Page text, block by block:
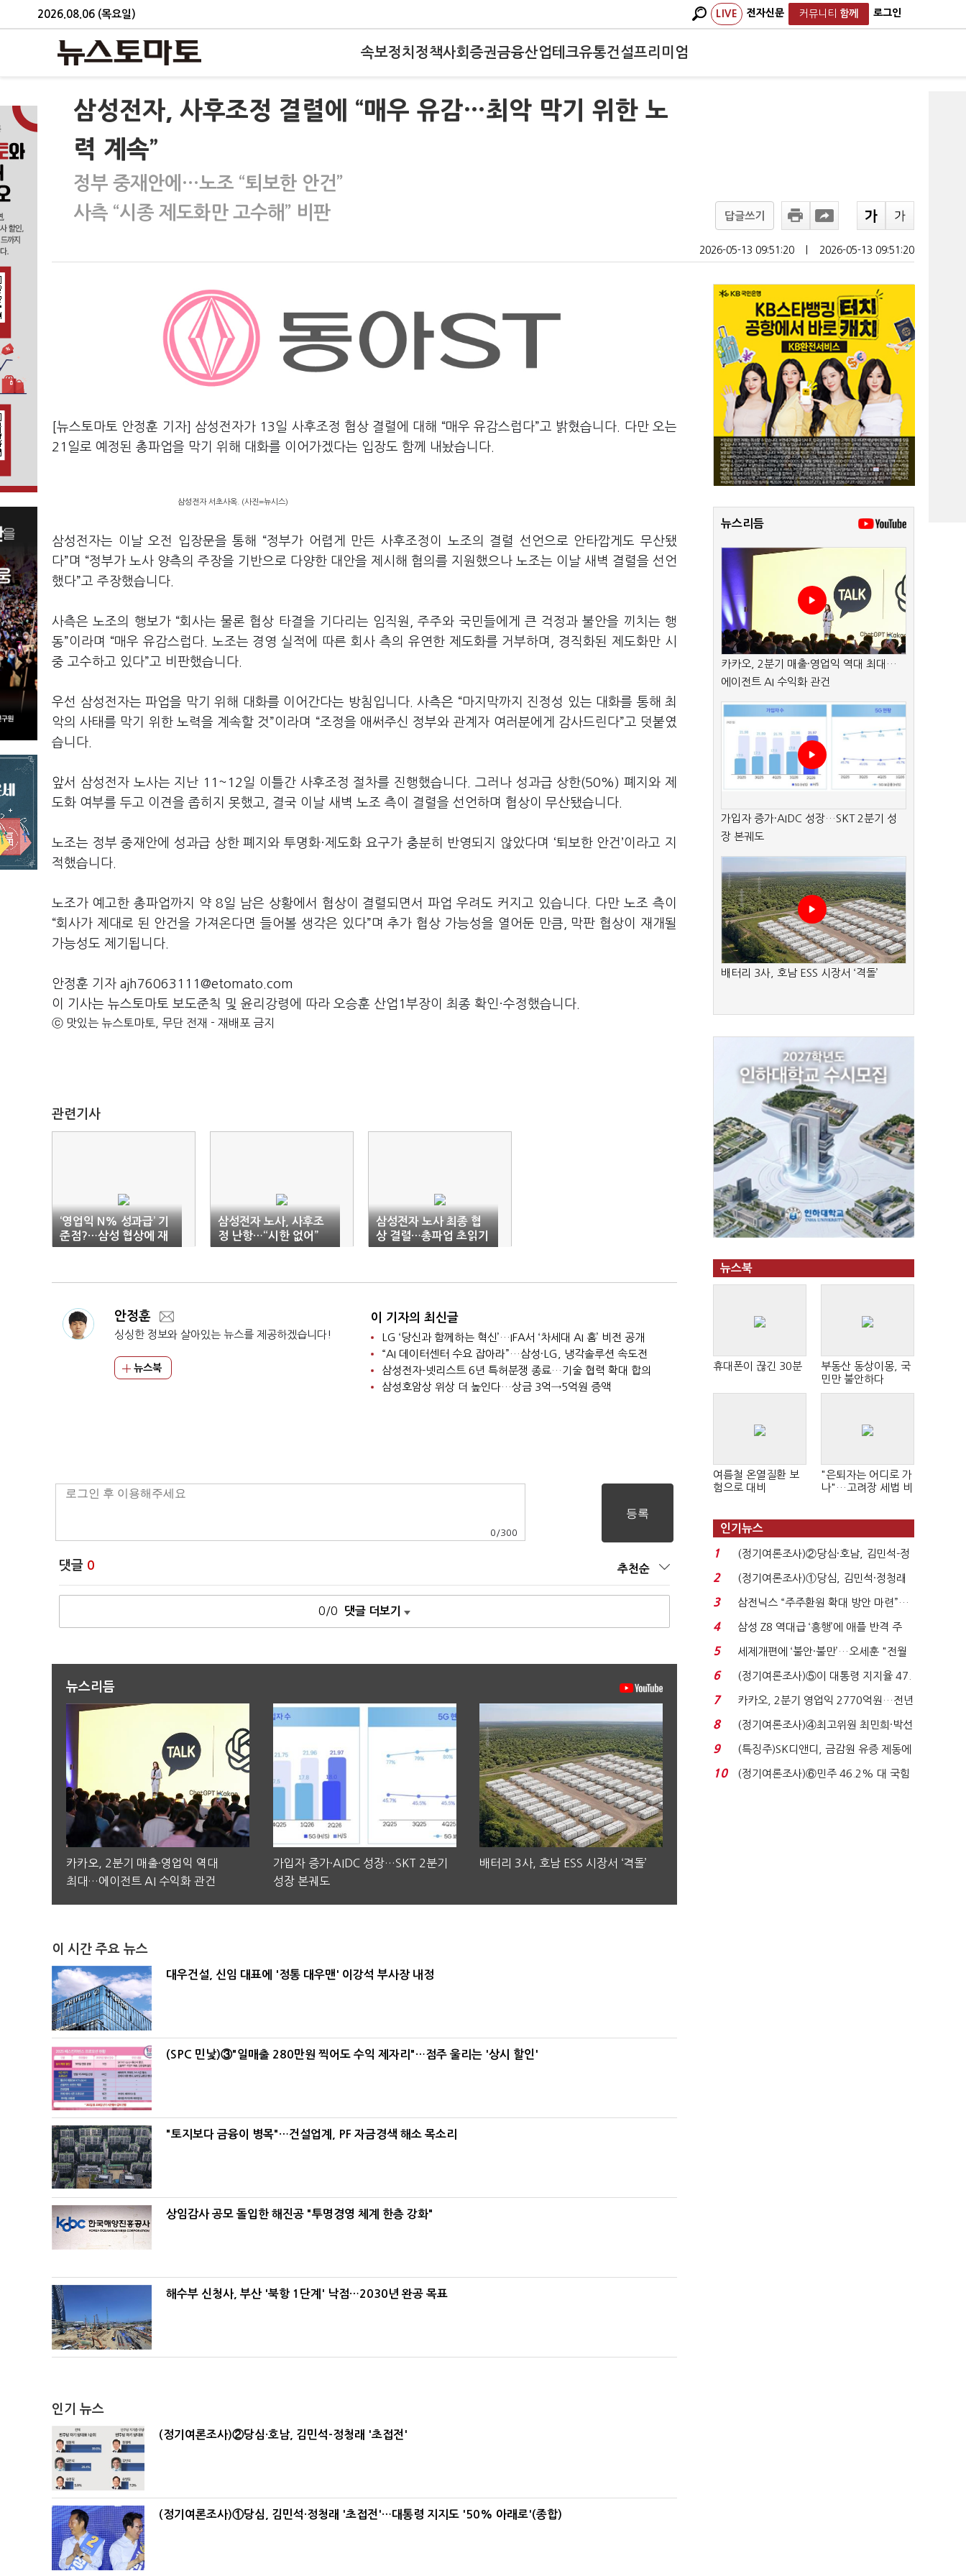
2026.08.06 (목요일) LIVE 전자신문 커뮤니티 함께 로그인
속보정치 정책사회 증권금융산업테크유통건설프리미엄
삼성전자, 사후조정 결렬에 “매우 유감…최악 막기 위한 노
력 계속”
정부 중재안에…노조 “퇴보한 안건”
사측 “시종 제도화만 고수해” 비판
답글쓰기
2026-05-13 09:51:20 2026-05-13 09:51:20
[뉴스토마토 안정훈 기자] 삼성전자가 13일 사후조정 협상 결렬에 대해 “매우 유감스럽다”고 밝혔습니다. 다만 오는
21일로 예정된 총파업을 막기 위해 대화를 이어가겠다는 입장도 함께 내놨습니다.
삼성전자 서초사옥. (사진=뉴시스)
삼성전자는 이날 오전 입장문을 통해 “정부가 어렵게 만든 사후조정이 노조의 결렬 선언으로 안타깝게도 무산됐
다”며 “정부가 노사 양측의 주장을 기반으로 다양한 대안을 제시해 협의를 지원했으나 노조는 이날 새벽 결렬을 선언
했다”고 주장했습니다.
사측은 노조의 행보가 “회사는 물론 협상 타결을 기다리는 임직원, 주주와 국민들에게 큰 걱정과 불안을 끼치는 행
동”이라며 “매우 유감스럽다. 노조는 경영 실적에 따른 회사 측의 유연한 제도화를 거부하며, 경직화된 제도화만 시
중 고수하고 있다”고 비판했습니다.
우선 삼성전자는 파업을 막기 위해 대화를 이어간다는 방침입니다. 사측은 “마지막까지 진정성 있는 대화를 통해 최
악의 사태를 막기 위한 노력을 계속할 것”이라며 “조정을 애써주신 정부와 관계자 여러분에게 감사드린다”고 덧붙였
습니다.
앞서 삼성전자 노사는 지난 11~12일 이틀간 사후조정 절차를 진행했습니다. 그러나 성과급 상한(50%) 폐지와 제
도화 여부를 두고 이견을 좁히지 못했고, 결국 이날 새벽 노조 측이 결렬을 선언하며 협상이 무산됐습니다.
노조는 정부 중재안에 성과급 상한 폐지와 투명화·제도화 요구가 충분히 반영되지 않았다며 ‘퇴보한 안건’이라고 지
적했습니다.
노조가 예고한 총파업까지 약 8일 남은 상황에서 협상이 결렬되면서 파업 우려도 커지고 있습니다. 다만 노조 측이
“회사가 제대로 된 안건을 가져온다면 들어볼 생각은 있다”며 추가 협상 가능성을 열어둔 만큼, 막판 협상이 재개될
가능성도 제기됩니다.
안정훈 기자 ajh76063111@etomato.com
이 기사는 뉴스토마토 보도준칙 및 윤리강령에 따라 오승훈 산업1부장이 최종 확인·수정했습니다.
ⓒ 맛있는 뉴스토마토, 무단 전재 - 재배포 금지
관련기사
‘영업익 N% 성과급’ 기
준점?…삼성 협상에 재
계 촉각
삼성전자 노사, 사후조
정 난항…“시한 없어”
삼성전자 노사 최종 협
상 결렬…총파업 초읽기
안정훈
싱싱한 정보와 살아있는 뉴스를 제공하겠습니다!
뉴스북
이 기자의 최신글
LG ‘당신과 함께하는 혁신’…IFA서 ‘차세대 AI 홈’ 비전 공개
“AI 데이터센터 수요 잡아라”…삼성·LG, 냉각솔루션 속도전
삼성전자-넷리스트 6년 특허분쟁 종료…기술 협력 확대 합의
삼성호암상 위상 더 높인다…상금 3억→5억원 증액
0 /300
댓글 0 추천순
0/0 댓글 더보기
뉴스리듬
카카오, 2분기 매출·영업익 역대
최대…에이전트 AI 수익화 관건
가입자 증가·AIDC 성장…SKT 2분기
성장 본궤도
배터리 3사, 호남 ESS 시장서 ‘격돌’
이 시간 주요 뉴스
대우건설, 신임 대표에 '정통 대우맨' 이강석 부사장 내정
(SPC 민낯)③"일매출 280만원 찍어도 수익 제자리"…점주 울리는 '상시 할인'
"토지보다 금융이 병목"…건설업계, PF 자금경색 해소 목소리
상임감사 공모 돌입한 해진공 "투명경영 체계 한층 강화"
해수부 신청사, 부산 '북항 1단계' 낙점…2030년 완공 목표
인기 뉴스
(정기여론조사)②당심·호남, 김민석-정청래 '초접전'
(정기여론조사)①당심, 김민석·정청래 '초접전'…대통령 지지도 '50% 아래로'(종합)
뉴스리듬
카카오, 2분기 매출·영업익 역대 최대…
에이전트 AI 수익화 관건
가입자 증가·AIDC 성장…SKT 2분기 성
장 본궤도
배터리 3사, 호남 ESS 시장서 ‘격돌’
뉴스북
휴대폰이 끊긴 30분
부동산 동상이몽, 국
민만 불안하다
여름철 온열질환 보
험으로 대비
"은퇴자는 어디로 가
나"…고려장 세법 비
인기뉴스
1
(정기여론조사)②당심·호남, 김민석-정
청래 '초접전'...
2
(정기여론조사)①당심, 김민석·정청래
'초접전'…대통령 ...
3
삼전닉스 “주주환원 확대 방안 마련”…
로이터에 성명...
4
삼성 Z8 역대급 ‘흥행’에 애플 반격 주
목…9월 ‘폴...
5
세제개편에 ‘불안·불만’…오세훈 "전월
세 구하기 더 ...
6
(정기여론조사)⑤이 대통령 지지율 47.
7%…일주일 만에 ...
7
카카오, 2분기 영업익 2770억원…전년
비 36% 증가...
8
(정기여론조사)④최고위원 최민희·박선
원 '양강'…서미...
9
(특징주)SK디앤디, 금감원 유증 제동에
장 초반 상한가...
10
(정기여론조사)⑥민주 46.2% 대 국힘